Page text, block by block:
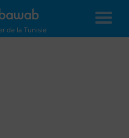
de la Tunisie